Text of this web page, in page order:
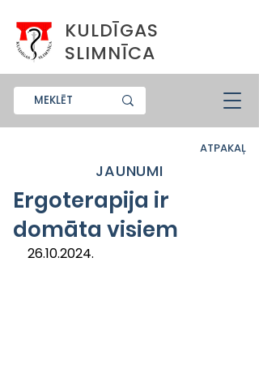
KULDĪGAS
SLIMNĪCA
ATPAKAĻ
JAUNUMI
Ergoterapija ir
domāta visiem
26.10.2024.